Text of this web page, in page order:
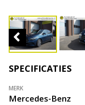
SPECIFICATIES
MERK
Mercedes-Benz